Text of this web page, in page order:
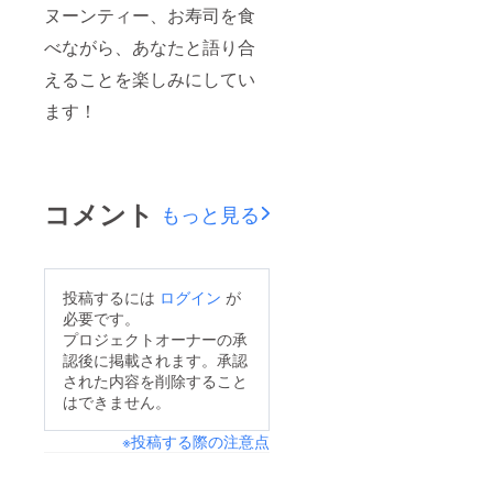
ヌーンティー、お寿司を食
べながら、あなたと語り合
えることを楽しみにしてい
ます！
コメント もっと見る
投稿するには ログイン が
必要です。
プロジェクトオーナーの承
認後に掲載されます。承認
された内容を削除すること
はできません。
※投稿する際の注意点